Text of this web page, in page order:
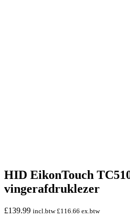
HID EikonTouch
vingerafdruklezer
£139.99 incl.btw£116.66 ex.btw